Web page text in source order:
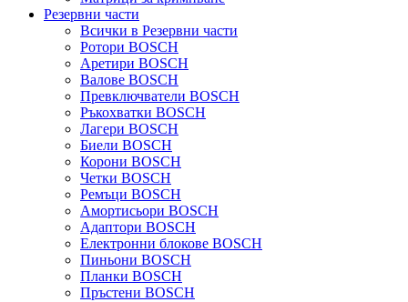
Резервни части
Всички в Резервни части
Ротори BOSCH
Аретири BOSCH
Валове BOSCH
Превключватели BOSCH
Ръкохватки BOSCH
Лагери BOSCH
Биели BOSCH
Корони BOSCH
Четки BOSCH
Ремъци BOSCH
Амортисьори BOSCH
Адаптори BOSCH
Електронни блокове BOSCH
Пиньони BOSCH
Планки BOSCH
Пръстени BOSCH